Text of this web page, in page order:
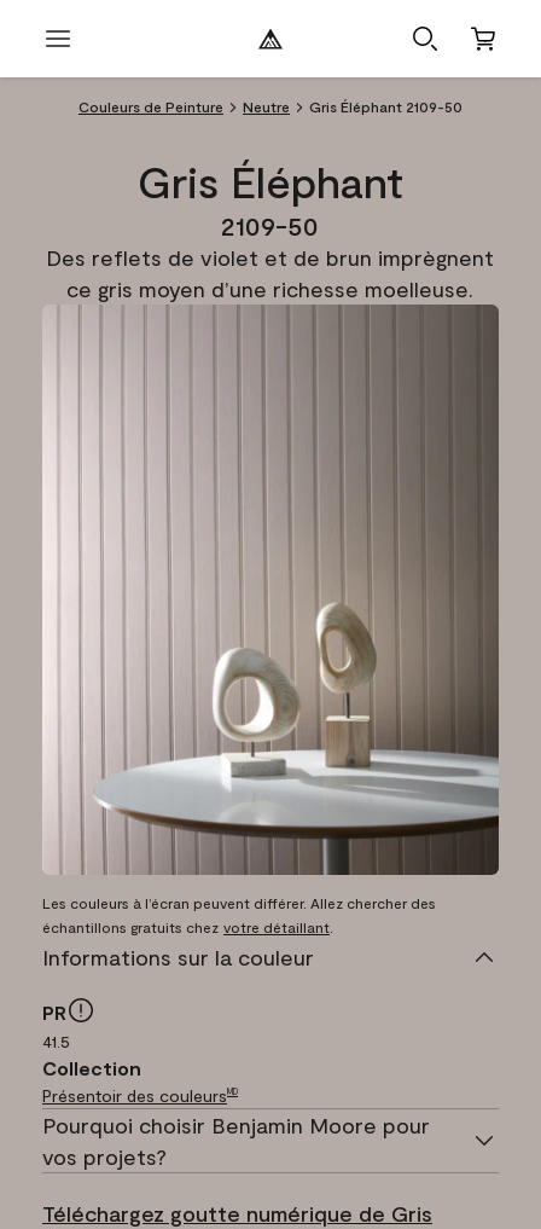
Couleurs de Peinture Neutre Gris Éléphant 2109-50
Gris Éléphant
2109-50
Des reflets de violet et de brun imprègnent
ce gris moyen d’une richesse moelleuse.
Les couleurs à l’écran peuvent différer. Allez chercher des
échantillons gratuits chez votre détaillant
Informations sur la couleur
PR
41.5
Collection
Présentoir des couleursMD
Pourquoi choisir Benjamin Moore pour
vos projets?
Téléchargez goutte numérique de Gris